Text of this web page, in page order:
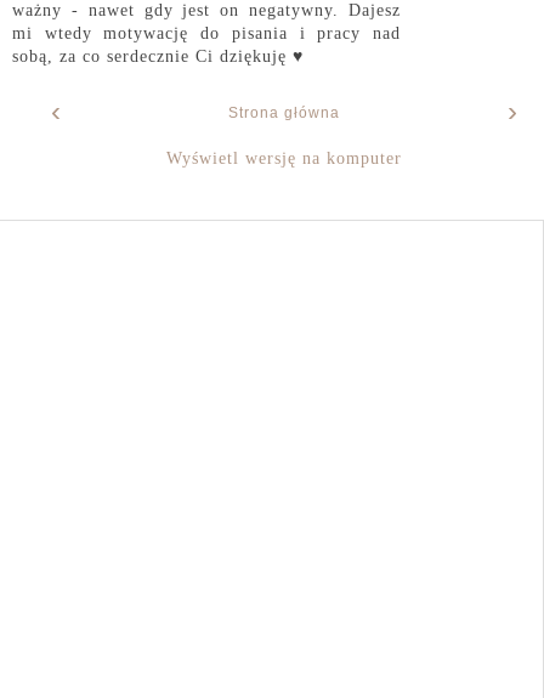
ważny - nawet gdy jest on negatywny. Dajesz
mi wtedy motywację do pisania i pracy nad
sobą, za co serdecznie Ci dziękuję ♥
‹ ›
Strona główna
Wyświetl wersję na komputer